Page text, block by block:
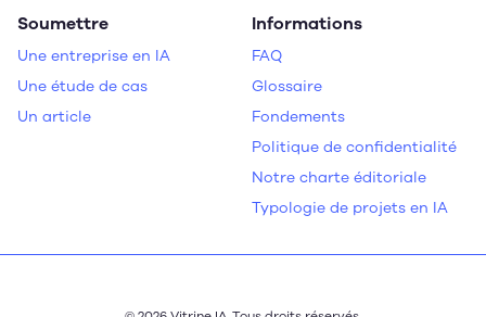
Soumettre
Une entreprise en IA
Une étude de cas
Un article
Informations
FAQ
Glossaire
Fondements
Politique de confidentialité
Notre charte éditoriale
Typologie de projets en IA